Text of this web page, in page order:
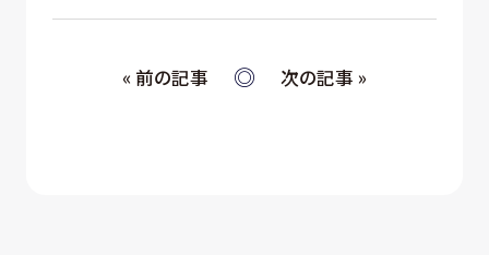
« 前の記事 次の記事 »